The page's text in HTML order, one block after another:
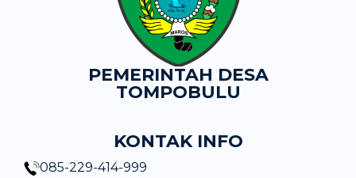
PEMERINTAH DESA
TOMPOBULU
KONTAK INFO
085-229-414-999